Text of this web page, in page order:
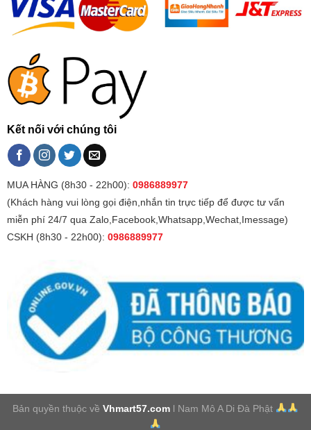
Kết nối với chúng tôi
MUA HÀNG (8h30 - 22h00): 0986889977
(Khách hàng vui lòng gọi điện,nhắn tin trực tiếp để được tư vấn
miễn phí 24/7 qua Zalo,Facebook,Whatsapp,Wechat,Imessage)
CSKH (8h30 - 22h00): 0986889977
Bản quyền thuộc vềVhmart57.com l Nam Mô A Di Đà Phật